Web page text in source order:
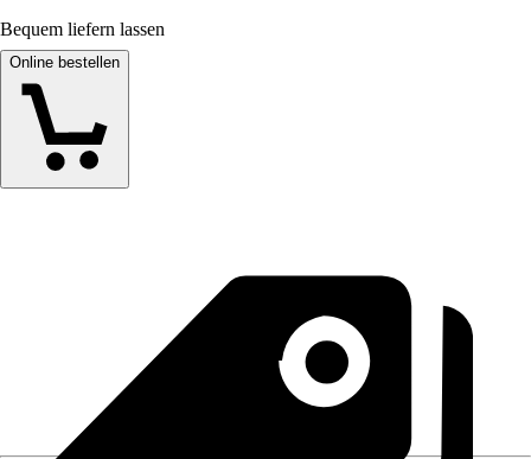
Bequem liefern lassen
Online bestellen